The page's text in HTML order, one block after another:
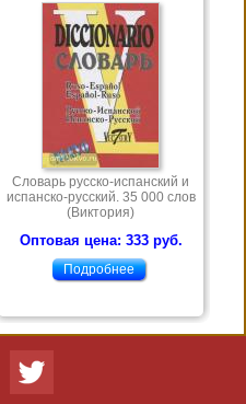
Словарь русско-испанский и
испанско-русский. 35 000 слов
(Виктория)
Оптовая цена: 333 руб.
Подробнее